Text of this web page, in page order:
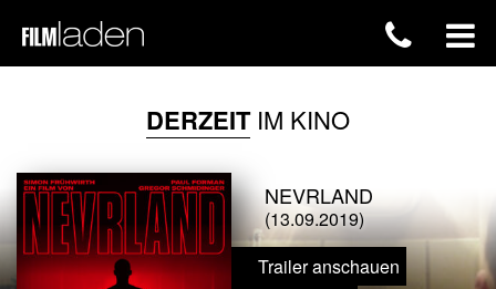
DERZEITIM KINO
NEVRLAND
(13.09.2019)
Trailer anschauen